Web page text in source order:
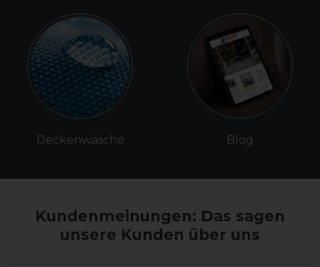
Deckenwäsche Blog
Kundenmeinungen: Das sagen
unsere Kunden über uns